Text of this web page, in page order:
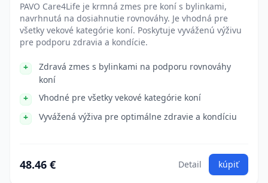
PAVO Care4Life je krmná zmes pre koní s bylinkami,
navrhnutá na dosiahnutie rovnováhy. Je vhodná pre
všetky vekové kategórie koní. Poskytuje vyváženú výživu
pre podporu zdravia a kondície.
Zdravá zmes s bylinkami na podporu rovnováhy
koní
Vhodné pre všetky vekové kategórie koní
Vyvážená výživa pre optimálne zdravie a kondíciu
48.46 € Detail kúpiť